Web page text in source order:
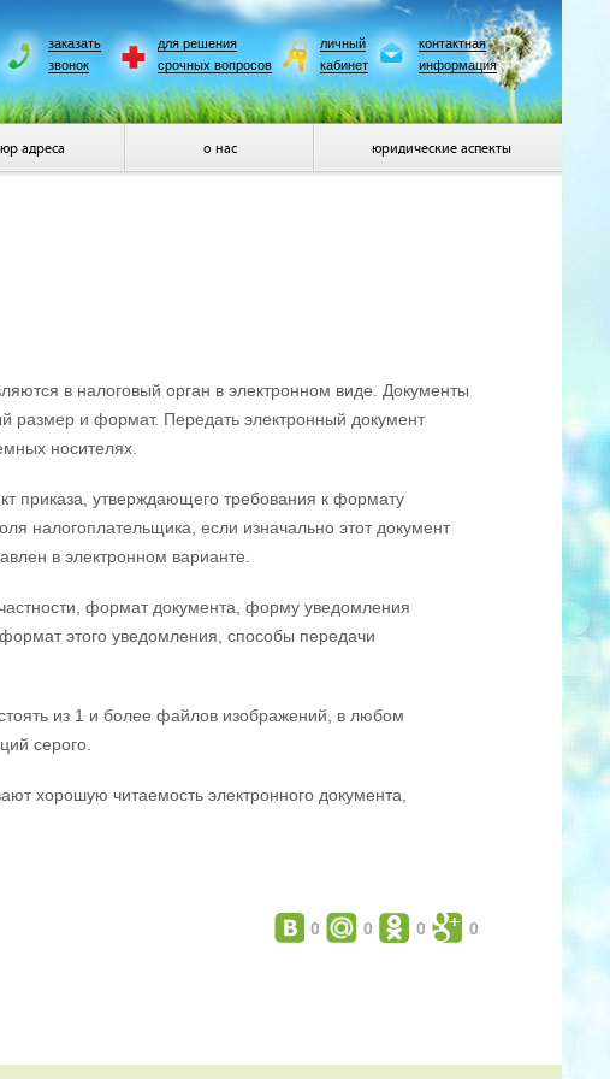
заказать
звонок
для решения
срочных вопросов
личный
кабинет
контактная
информация
адреса о нас юридические аспекты
в налоговый орган в электронном виде. Документы
размер и формат. Передать электронный документ
носителях.
приказа, утверждающего требования к формату
налогоплательщика, если изначально этот документ
в электронном варианте.
формат документа, форму уведомления
этого уведомления, способы передачи
из 1 и более файлов изображений, в любом
серого.
хорошую читаемость электронного документа,
0 0 0 0